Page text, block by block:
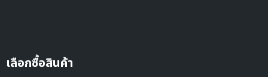
เลือกซื้อสินค้า